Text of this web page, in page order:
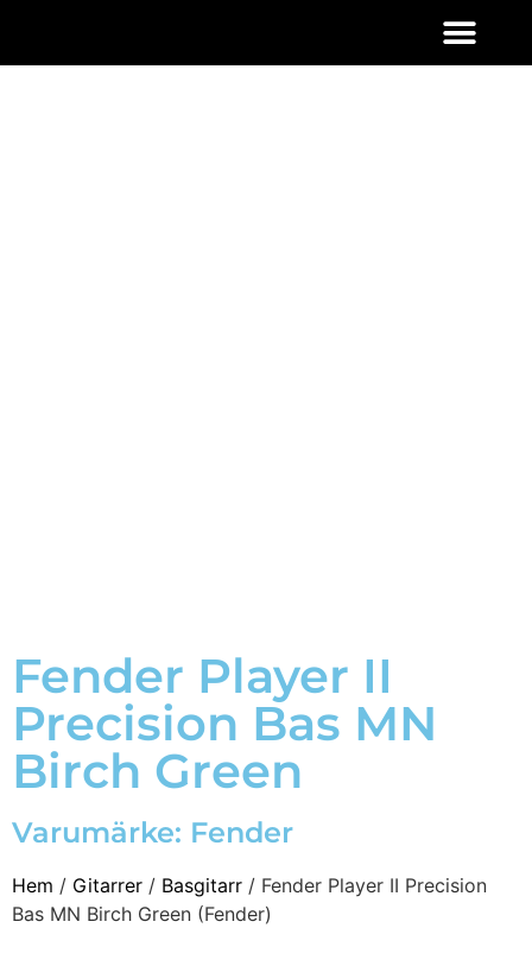
Fender Player II
Precision Bas MN
Birch Green
Varumärke: Fender
Hem / Gitarrer / Basgitarr / Fender Player II Precision
Bas MN Birch Green (Fender)